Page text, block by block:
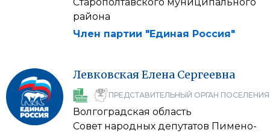
района
Член партии "Единая Россия"
ЛевковскаяЕлена Сергеевна
ПРЕДСТАВИТЕЛЬНЫЙ ОРГАН ПОСЕЛЕНИЯ
Волгоградская область
Совет народных депутатов Пимено-